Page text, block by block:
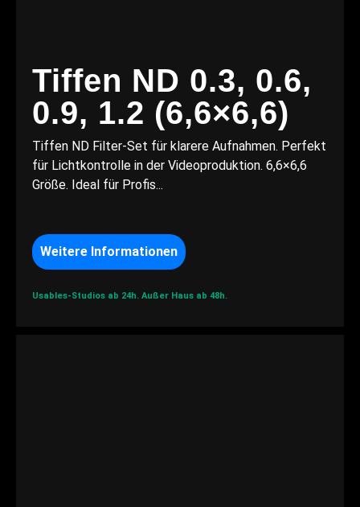
Tiffen ND 0.3, 0.6,
0.9, 1.2 (6,6×6,6)
Tiffen ND Filter-Set für klarere Aufnahmen. Perfekt
für Lichtkontrolle in der Videoproduktion. 6,6×6,6
Größe. Ideal für Profis...
Weitere Informationen
Usables-Studios ab 24h. Außer Haus ab 48h.